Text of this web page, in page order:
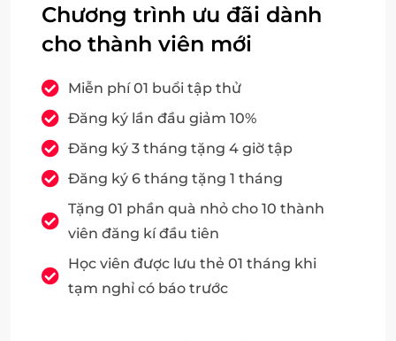
Chương trình ưu đãi dành
cho thành viên mới
Miễn phí 01 buổi tập thử
Đăng ký lần đầu giảm 10%
Đăng ký 3 tháng tặng 4 giờ tập
Đăng ký 6 tháng tặng 1 tháng
Tặng 01 phần quà nhỏ cho 10 thành
viên đăng kí đầu tiên
Học viên được lưu thẻ 01 tháng khi
tạm nghỉ có báo trước